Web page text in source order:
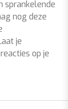
sprankelende
nog deze
je
op je